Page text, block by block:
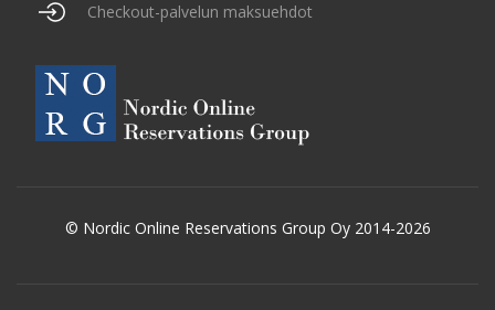
Checkout-palvelun maksuehdot
© Nordic Online Reservations Group Oy 2014-2026